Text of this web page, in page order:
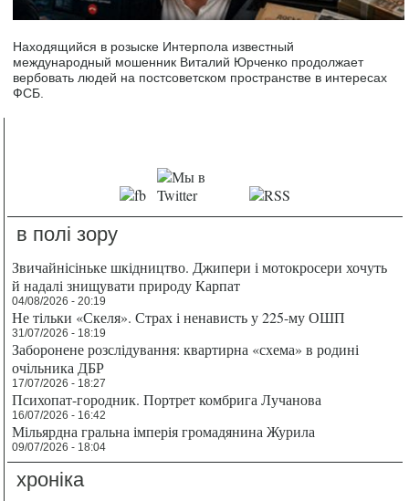
Находящийся в розыске Интерпола известный
международный мошенник Виталий Юрченко продолжает
вербовать людей на постсоветском пространстве в интересах
ФСБ.
в полі зору
Звичайнісіньке шкідництво. Джипери і мотокросери хочуть
й надалі знищувати природу Карпат
04/08/2026 - 20:19
Не тільки «Скеля». Страх і ненависть у 225-му ОШП
31/07/2026 - 18:19
Заборонене розслідування: квартирна «схема» в родині
очільника ДБР
17/07/2026 - 18:27
Психопат-городник. Портрет комбрига Лучанова
16/07/2026 - 16:42
Мільярдна гральна імперія громадянина Журила
09/07/2026 - 18:04
хроніка